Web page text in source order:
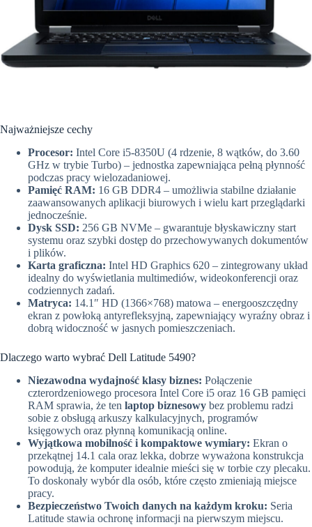
Najważniejsze cechy
Procesor: Intel Core i5-8350U (4 rdzenie, 8 wątków, do 3.60
GHz w trybie Turbo) – jednostka zapewniająca pełną płynność
podczas pracy wielozadaniowej.
Pamięć RAM: 16 GB DDR4 – umożliwia stabilne działanie
zaawansowanych aplikacji biurowych i wielu kart przeglądarki
jednocześnie.
Dysk SSD: 256 GB NVMe – gwarantuje błyskawiczny start
systemu oraz szybki dostęp do przechowywanych dokumentów
i plików.
Karta graficzna: Intel HD Graphics 620 – zintegrowany układ
idealny do wyświetlania multimediów, wideokonferencji oraz
codziennych zadań.
Matryca: 14.1″ HD (1366×768) matowa – energooszczędny
ekran z powłoką antyrefleksyjną, zapewniający wyraźny obraz i
dobrą widoczność w jasnych pomieszczeniach.
Dlaczego warto wybrać Dell Latitude 5490?
Niezawodna wydajność klasy biznes: Połączenie
czterordzeniowego procesora Intel Core i5 oraz 16 GB pamięci
RAM sprawia, że ten laptop biznesowy bez problemu radzi
sobie z obsługą arkuszy kalkulacyjnych, programów
księgowych oraz płynną komunikacją online.
Wyjątkowa mobilność i kompaktowe wymiary: Ekran o
przekątnej 14.1 cala oraz lekka, dobrze wyważona konstrukcja
powodują, że komputer idealnie mieści się w torbie czy plecaku.
To doskonały wybór dla osób, które często zmieniają miejsce
pracy.
Bezpieczeństwo Twoich danych na każdym kroku: Seria
Latitude stawia ochronę informacji na pierwszym miejscu.